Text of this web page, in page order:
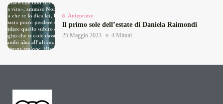
Anteprime
Il primo sole dell’estate di Daniela Raimondi
25 Maggio 2023 4 Minuti